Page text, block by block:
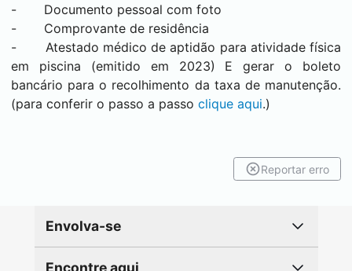
- Documento pessoal com foto
- Comprovante de residência
- Atestado médico de aptidão para atividade física
em piscina (emitido em 2023) E gerar o boleto
bancário para o recolhimento da taxa de manutenção.
(para conferir o passo a passo clique aqui.)
Reportar erro
Envolva-se
Encontre aqui